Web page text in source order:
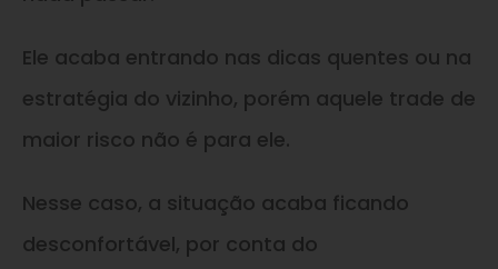
Ele acaba entrando nas dicas quentes ou na
estratégia do vizinho, porém aquele trade de
maior risco não é para ele.
Nesse caso, a situação acaba ficando
desconfortável, por conta do